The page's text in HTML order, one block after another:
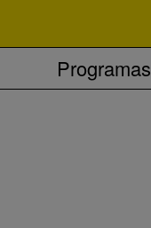
Programas